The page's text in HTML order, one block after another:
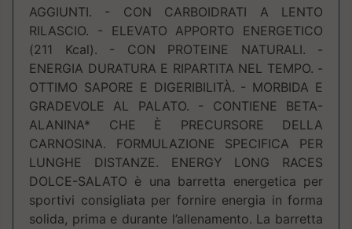
AGGIUNTI. - CON CARBOIDRATI A LENTO
RILASCIO. - ELEVATO APPORTO ENERGETICO
(211 Kcal). - CON PROTEINE NATURALI. -
ENERGIA DURATURA E RIPARTITA NEL TEMPO. -
OTTIMO SAPORE E DIGERIBILITÀ. - MORBIDA E
GRADEVOLE AL PALATO. - CONTIENE BETA-
ALANINA* CHE È PRECURSORE DELLA
CARNOSINA. FORMULAZIONE SPECIFICA PER
LUNGHE DISTANZE. ENERGY LONG RACES
DOLCE-SALATO è una barretta energetica per
sportivi consigliata per fornire energia in forma
solida, prima e durante l’allenamento. La barretta